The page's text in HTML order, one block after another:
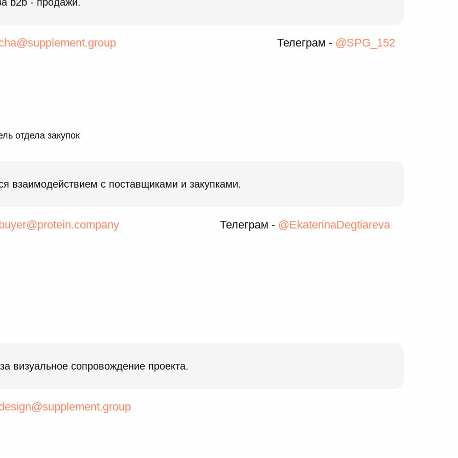
Телеграм - @SPG_152
отдела закупок
взаимодействием с поставщиками и закупками.
Телеграм - @EkaterinaDegtiareva
визуальное сопровождение проекта.